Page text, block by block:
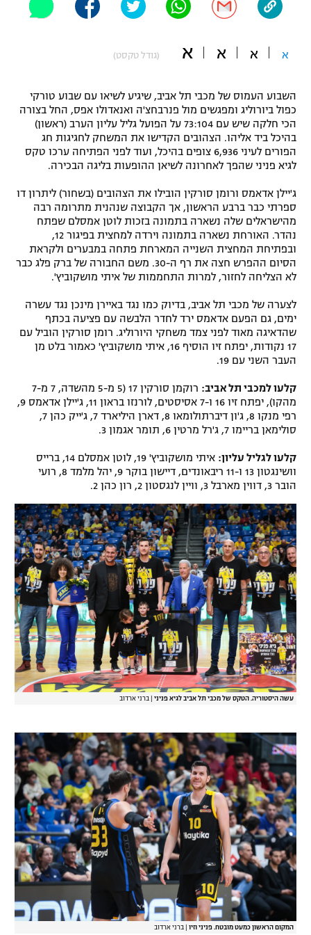
"מחצית בשכונה" – פודקאסט
תקנון משתתפים וזוכים בפרסים
תקנון עבור פעילות אלקטרה
תקנון עבור פעילות ספורט 1 – "מרלן"
טניס
גיימינג E-Sports
תנאי שימוש
מדיניות פרטיות
רשיון להקרנה פומבית לבית עסק
הצטרפות לחבילת הערוצים
לוח דרושים – ג'ובנט
תגיות
המגזין
ספורט מוטורי
כדורמים
פוטבול אמריקאי NFL
בייסבול MLB
ספורט אתגרי ואקסטרים
גיימינג E-Sports
א א א א (גודל טקסט)
השבוע העמוס של מכבי תל אביב, שיגיע לשיאו עם שבוע טורקי
כפול ביורוליג ומפגשים מול פנרבחצ'ה ואנאדולו אפס, החל בצורה
הכי חלקה שיש עם 73:104 על הפועל גליל עליון הערב (ראשון)
בהיכל ביד אליהו. הצהובים הקדישו את המשחק לחגיגות חג
הפורים לעיני 6,936 צופים בהיכל, ועוד לפני הפתיחה ערכו טקס
לגיא פניני שהפך לאחרונה לשיאן ההופעות בליגה הבכירה.
ג'יילן אדאמס ורומן סורקין הובילו את הצהובים (בשחור) ליתרון דו
ספרתי כבר ברבע הראשון, אך הקבוצה שנהנית מתרומה רבה
מהישראלים שלה נשארה בתמונה בזכות לוטן אמסלם שפתח
נהדר. האורחת נשארה בתמונה וירדה למחצית בפיגור 12,
ובפתיחת המחצית השנייה המארחת פתחה במבערים ולקראת
הסיום ההפרש חצה את רף ה-30. משם החבורה של ברק פלג כבר
לא הצליחה לחזור, למרות התחממות של איתי מושקוביץ'.
לצערה של מכבי תל אביב, בדיוק כמו נגד באיירן מינכן נגד עשרה
ימים, גם הפעם אדאמס ירד לחדר הלבשה עם פציעה בכתף
שהדאיגה מאוד לפני צמד משחקי היורוליג. רומן סורקין הוביל עם
17 נקודות, יפתח זיו הוסיף 16, איתי מושקוביץ' כאמור בלט מן
העבר השני עם 19.
קלעו למכבי תל אביב:
רוקמן סורקין 17 (5 מ-5 מהשדה, 7 מ-7
מהקו), יפתח זיו 16 ו-7 אסיסטים, לורנזו בראון 11, ג'יילן אדאמס 9,
רפי מנקו 8, ג'ון דיברתולומאו 8, דארן היליארד 7, ג'ייק כהן 7,
סולימאן בריימו 7, ג'רל מרטין 6, תומר אגמון 3.
קלעו לגליל עליון:
איתי מושקוביץ' 19, לוטן אמסלם 14, ברייס
וושינגטון 13 ו-11 ריבאונדים, דיישון בוקר 9, יהל מלמד 8, רועי
הובר 3, דווין מארבל 3, וויין לנגסטון 2, רון כהן 2.
עשה היסטוריה. הטקס של מכבי תל אביב לגיא פניני ברני ארדוב
המקום הראשון כמעט מובטח. פניני וזיו ברני ארדוב